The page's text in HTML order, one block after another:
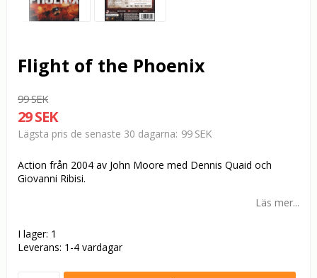
Flight of the Phoenix
99 SEK
29 SEK
Lägsta pris de senaste 30 dagarna 99 SEK
Action från 2004 av John Moore med Dennis Quaid och
Giovanni Ribisi.
Läs mer...
I lager: 1
Leverans: 1-4 vardagar